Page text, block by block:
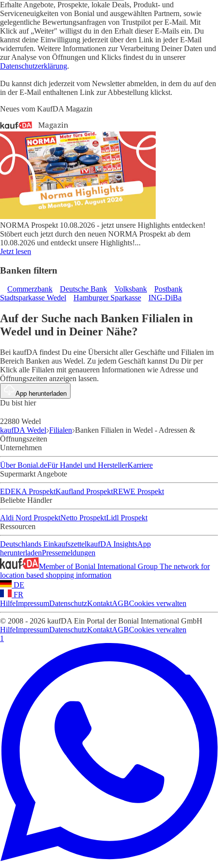
Erhalte Angebote, Prospekte, lokale Deals, Produkt- und
Serviceneuigkeiten von Bonial und ausgewählten Partnern, sowie
gelegentliche Bewertungsanfragen von Trustpilot per E-Mail. Mit
Klick auf „Weiter" willigst du in den Erhalt dieser E-Mails ein. Du
kannst deine Einwilligung jederzeit über den Link in jeder E-Mail
widerrufen. Weitere Informationen zur Verarbeitung Deiner Daten und
zur Analyse von Öffnungen und Klicks findest du in unserer
Datenschutzerklärung.
Du kannst dich jederzeit vom Newsletter abmelden, in dem du auf den
in der E-Mail enthaltenen Link zur Abbestellung klickst.
Neues vom KaufDA Magazin
NORMA Prospekt 10.08.2026 - jetzt unsere Highlights entdecken!
Stöbert euch jetzt durch den neuen NORMA Prospekt ab dem
10.08.2026 und entdeckt unsere Highlights!...
Jetzt lesen
Banken filtern
Commerzbank Deutsche Bank Volksbank
Postbank
Stadtsparkasse Wedel
Hamburger Sparkasse ING-DiBa
Auf der Suche nach Banken Filialen in
Wedel und in Deiner Nähe?
Bei kaufDA findest Du eine Übersicht aller Geschäfte und Filialen im
Bereich Banken aus Wedel. Zu jedem Geschäft kannst Du Dir per
Klick alle Filialen mit genaueren Informationen wie Adresse und
Öffnungszeiten anzeigen lassen.
App herunterladen
Du bist hier
22880 Wedel
kaufDA Wedel Filialen Banken Filialen in Wedel - Adressen &
Öffnungszeiten
Unternehmen
Über Bonial.deFür Handel und HerstellerKarriere
Supermarkt Angebote
EDEKA ProspektKaufland ProspektREWE Prospekt
Beliebte Händler
Aldi Nord ProspektNetto ProspektLidl Prospekt
Ressourcen
Deutschlands EinkaufszettelkaufDA InsightsApp
herunterladenPressemeldungen
Member of Bonial International Group The network for
location based shopping information
DE
FR
HilfeImpressumDatenschutzKontaktAGBCookies verwalten
© 2008 - 2026 kaufDA Ein Portal der Bonial International GmbH
HilfeImpressumDatenschutzKontaktAGBCookies verwalten
1